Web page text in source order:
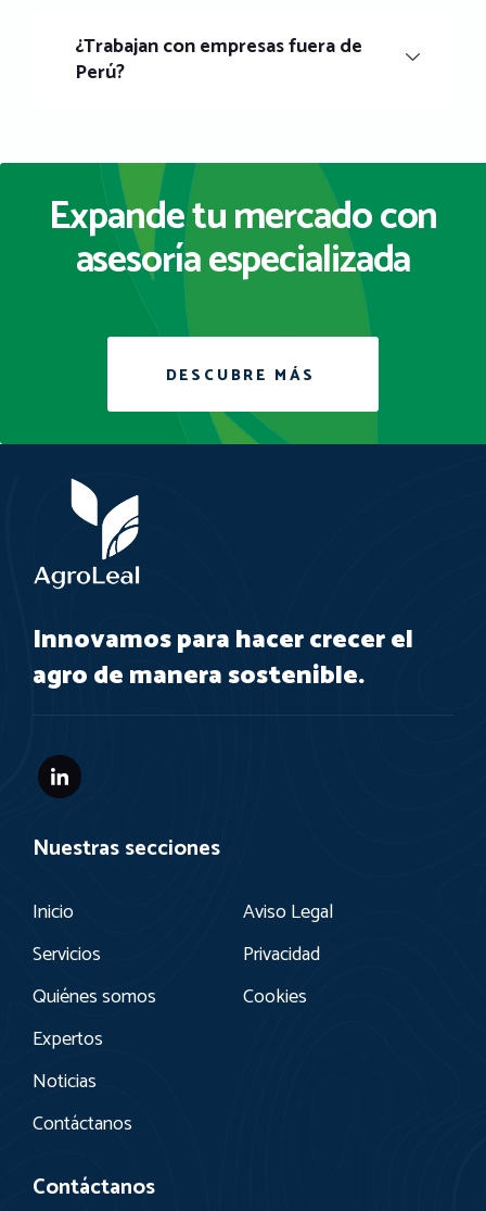
¿Trabajan con empresas fuera de
Perú?
Expande tu mercado con
asesoría especializada
DESCUBRE MÁS
Innovamos para hacer crecer el
agro de manera sostenible.
Nuestras secciones
Inicio
Servicios
Quiénes somos
Expertos
Noticias
Contáctanos
Aviso Legal
Privacidad
Cookies
Contáctanos